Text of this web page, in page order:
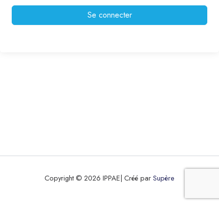
Se connecter
Copyright © 2026 IPPAE| Créé parSupère